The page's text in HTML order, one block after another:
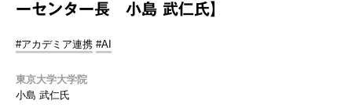
ーセンター長 小島 武仁氏】
#アカデミア連携 #AI
東京大学大学院
小島 武仁氏